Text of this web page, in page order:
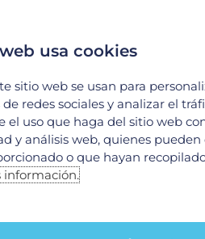
usa cookies
sitio web se usan para
redes sociales y analizar el
el uso que haga del sitio web
y análisis web, quienes
o que hayan
información.